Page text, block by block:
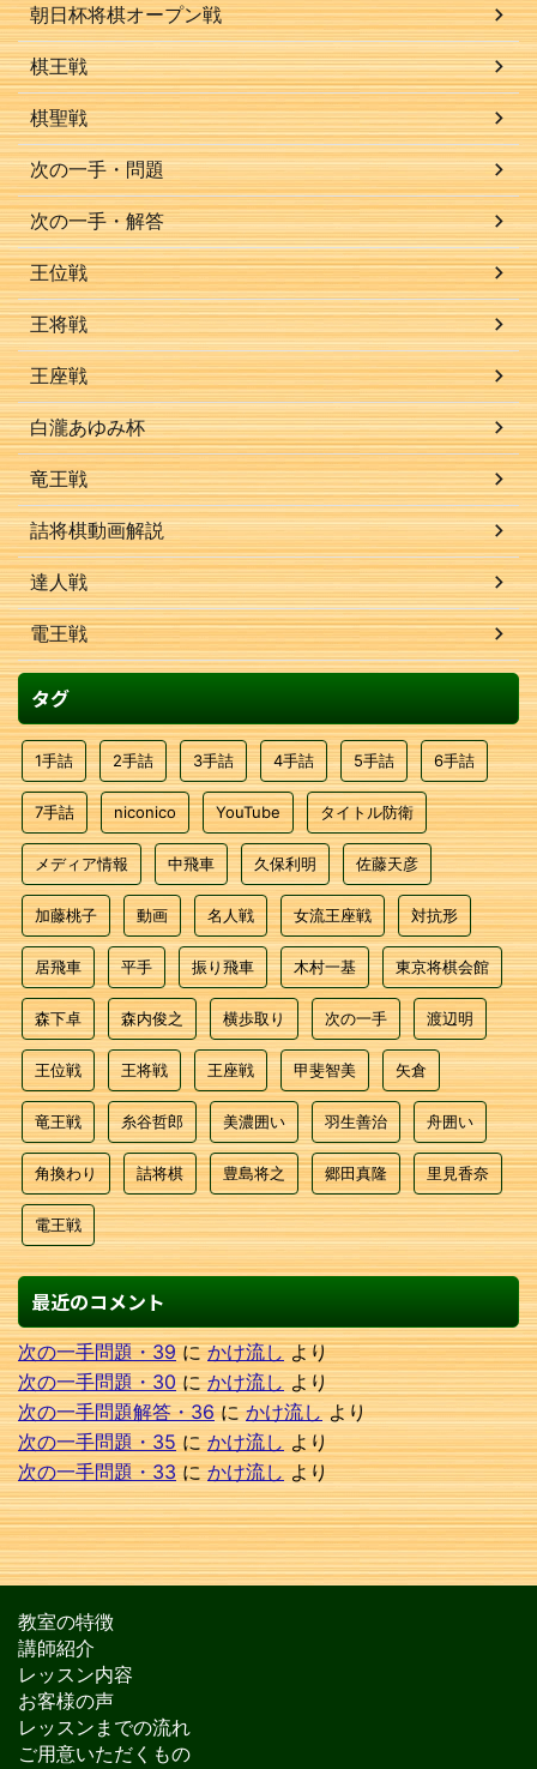
朝日杯将棋オープン戦
棋王戦
棋聖戦
次の一手・問題
次の一手・解答
王位戦
王将戦
王座戦
白瀧あゆみ杯
竜王戦
詰将棋動画解説
達人戦
電王戦
タグ
1手詰 2手詰 3手詰 4手詰 5手詰 6手詰
7手詰 niconico YouTube タイトル防衛
メディア情報 中飛車 久保利明 佐藤天彦
加藤桃子 動画 名人戦 女流王座戦 対抗形
居飛車 平手 振り飛車 木村一基 東京将棋会館
森下卓 森内俊之 横歩取り 次の一手 渡辺明
王位戦 王将戦 王座戦 甲斐智美 矢倉
竜王戦 糸谷哲郎 美濃囲い 羽生善治 舟囲い
角換わり 詰将棋 豊島将之 郷田真隆 里見香奈
電王戦
最近のコメント
次の一手問題・39にかけ流しより
次の一手問題・30にかけ流しより
次の一手問題解答・36にかけ流しより
次の一手問題・35にかけ流しより
次の一手問題・33にかけ流しより
教室の特徴
講師紹介
レッスン内容
お客様の声
レッスンまでの流れ
ご用意いただくもの